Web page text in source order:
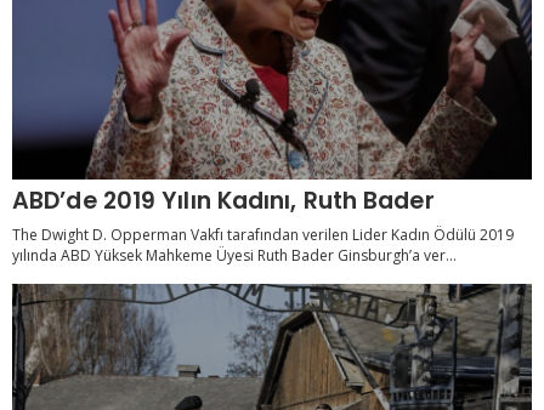
ABD’de 2019 Yılın Kadını, Ruth Bader
The Dwight D. Opperman Vakfı tarafından verilen Lider Kadın Ödülü 2019
yılında ABD Yüksek Mahkeme Üyesi Ruth Bader Ginsburgh’a ver...